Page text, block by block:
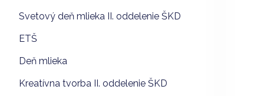
Svetový deň mlieka II. oddelenie ŠKD
ETŠ
Deň mlieka
Kreatívna tvorba II. oddelenie ŠKD